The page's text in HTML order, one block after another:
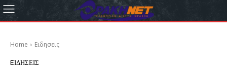
Home Eιδησεις
EΙΔΗΣΕΙΣ